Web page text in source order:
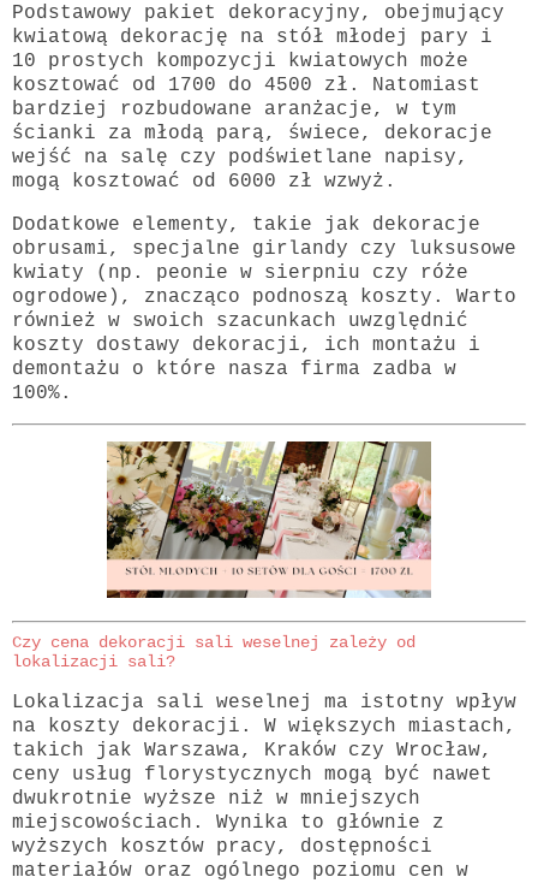
Podstawowy pakiet dekoracyjny, obejmujący
kwiatową dekorację na stół młodej pary i
10 prostych kompozycji kwiatowych może
kosztować od 1700 do 4500 zł. Natomiast
bardziej rozbudowane aranżacje, w tym
ścianki za młodą parą, świece, dekoracje
wejść na salę czy podświetlane napisy,
mogą kosztować od 6000 zł wzwyż.
Dodatkowe elementy, takie jak dekoracje
obrusami, specjalne girlandy czy luksusowe
kwiaty (np. peonie w sierpniu czy róże
ogrodowe), znacząco podnoszą koszty. Warto
również w swoich szacunkach uwzględnić
koszty dostawy dekoracji, ich montażu i
demontażu o które nasza firma zadba w
100%.
Czy cena dekoracji sali weselnej zależy od
lokalizacji sali?
Lokalizacja sali weselnej ma istotny wpływ
na koszty dekoracji. W większych miastach,
takich jak Warszawa, Kraków czy Wrocław,
ceny usług florystycznych mogą być nawet
dwukrotnie wyższe niż w mniejszych
miejscowościach. Wynika to głównie z
wyższych kosztów pracy, dostępności
materiałów oraz ogólnego poziomu cen w